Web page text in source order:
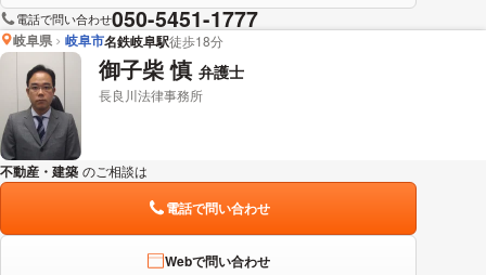
電話で問い合わせ050-5451-1777
岐阜県 岐阜市名鉄岐阜駅徒歩18分
御子柴 慎 弁護士
長良川法律事務所
不動産・建築 のご相談は
電話で問い合わせ
Webで問い合わせ